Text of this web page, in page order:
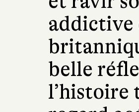
addictive
belle
l’histoire